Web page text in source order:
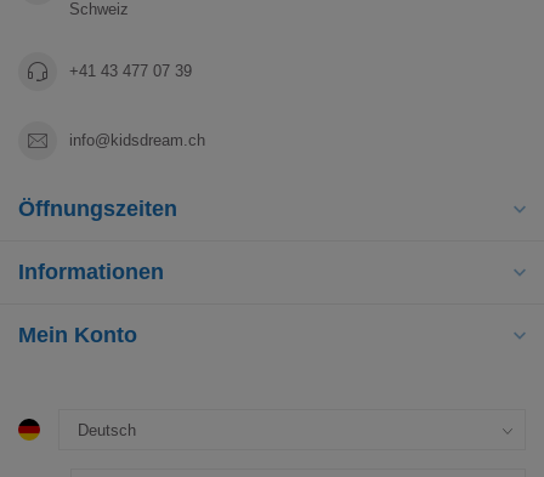
Schweiz
+41 43 477 07 39
info@kidsdream.ch
Öffnungszeiten
Informationen
Mein Konto